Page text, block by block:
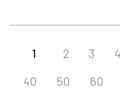
1 2 3 4
40
50 60